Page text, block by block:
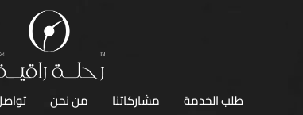
طلب الخدمة مشاركاتنا من نحن